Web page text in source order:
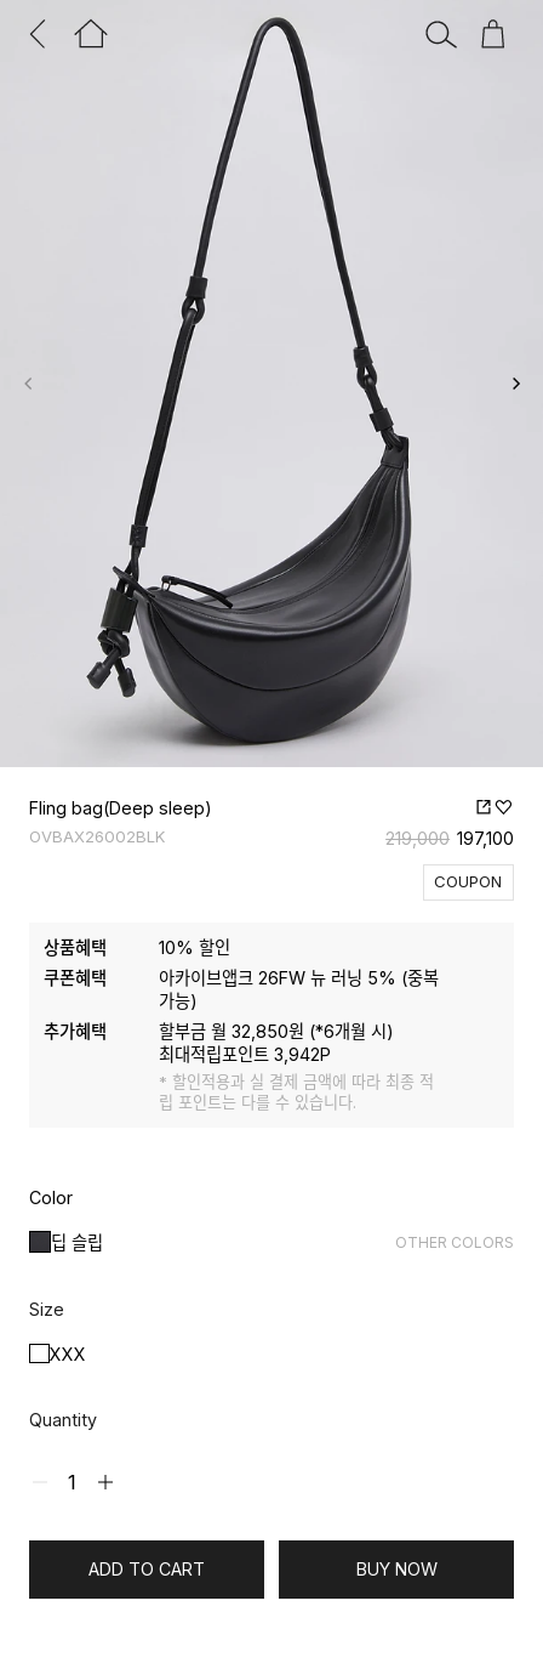
Fling bag(Deep sleep)
OVBAX26002BLK 219,000 197,100
COUPON
상품혜택 10% 할인
쿠폰혜택
아카이브앱크 26FW 뉴 러닝 5% (중복
가능)
추가혜택
할부금 월32,850원 (*6개월 시)
최대적립포인트3,942P
* 할인적용과 실 결제 금액에 따라 최종 적
립 포인트는 다를 수 있습니다.
Color
딥 슬립 OTHER COLORS
Size
XXX
Quantity
ADD TO CART BUY NOW